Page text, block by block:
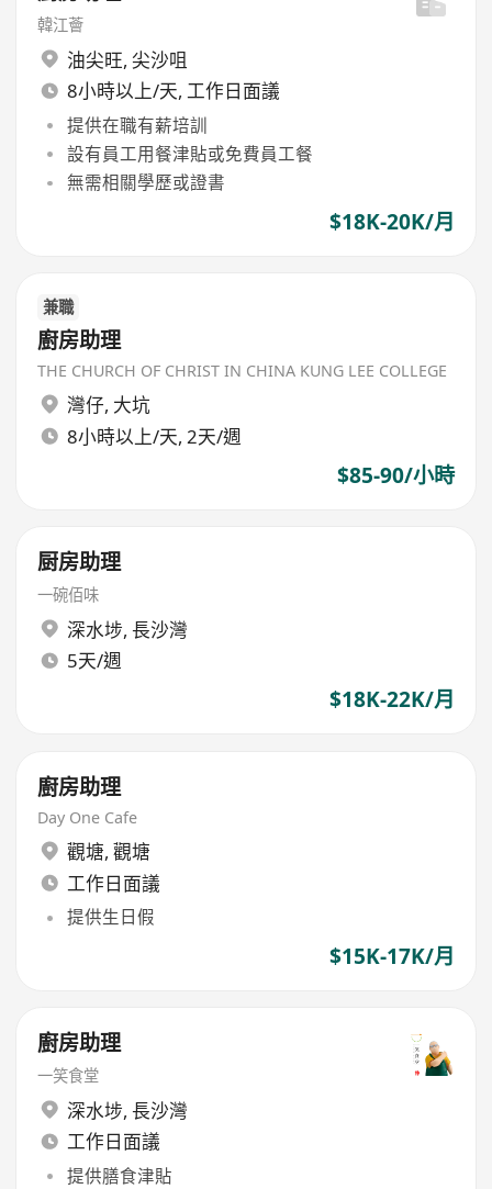
韓江薈
油尖旺, 尖沙咀
8小時以上/天, 工作日面議
提供在職有薪培訓
設有員工用餐津貼或免費員工餐
無需相關學歷或證書
$18K-20K/月
兼職
廚房助理
THE CHURCH OF CHRIST IN CHINA KUNG LEE COLLEGE
灣仔, 大坑
8小時以上/天, 2天/週
$85-90/小時
厨房助理
一碗佰味
深水埗, 長沙灣
5天/週
$18K-22K/月
廚房助理
Day One Cafe
觀塘, 觀塘
工作日面議
提供生日假
$15K-17K/月
廚房助理
一笑食堂
深水埗, 長沙灣
工作日面議
提供膳食津貼